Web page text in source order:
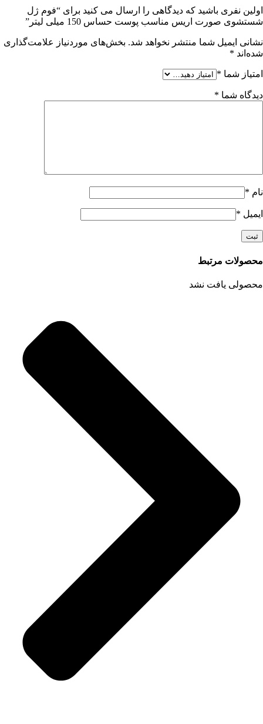
اولین نفری باشید که دیدگاهی را ارسال می کنید برای “فوم ژل
شستشوی صورت اریس مناسب پوست حساس 150 میلی لیتر”
نشانی ایمیل شما منتشر نخواهد شد. بخش‌های موردنیاز علامت‌گذاری
شده‌اند *
امتیاز شما *
دیدگاه شما *
نام *
ایمیل *
محصولات مرتبط
محصولی یافت نشد